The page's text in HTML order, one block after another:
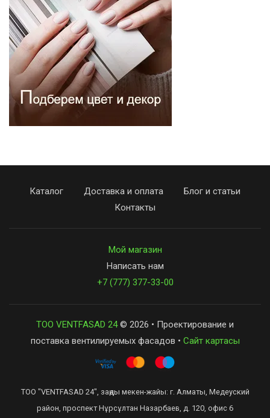
Каталог Доставка и оплата
Блог и статьи
Контакты
Мой магазин
Написать нам
+7 (777) 377-33-00
ТОО VENTFASAD 24© 2026 • Проектирование и
поставка вентилируемых фасадов • Сайт картасы
ТОО "VENTFASAD 24", заңды мекен-жайы: г. Алматы, Медеуский
район, проспект Нұрсұлтан Назарбаев, д. 120, офис 6